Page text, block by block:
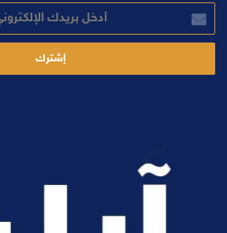
بريدك
الإلكتروني